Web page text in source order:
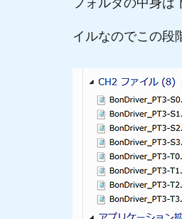
イルなのでこの段